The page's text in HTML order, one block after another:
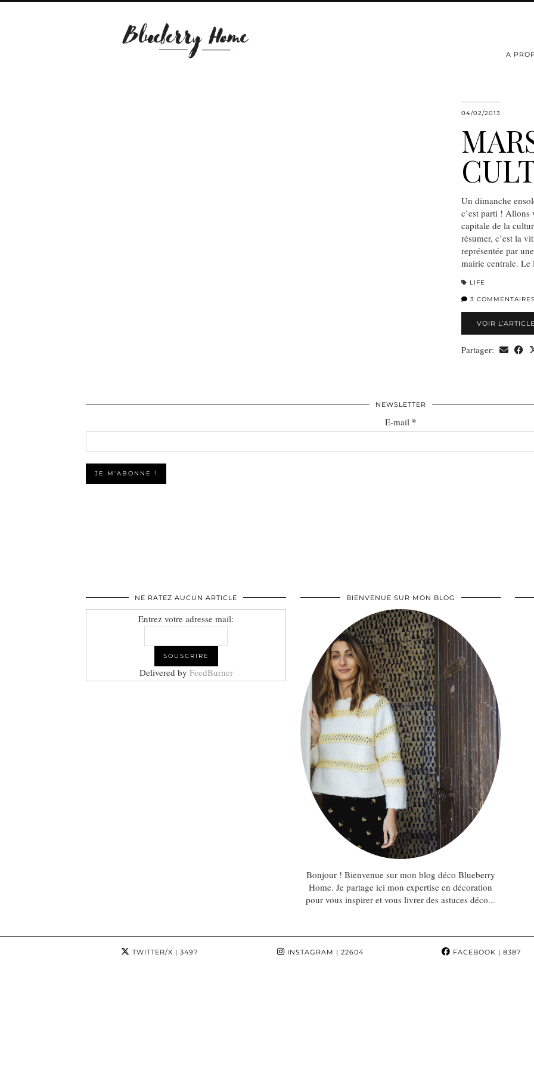
A
04/02/2013
Un dimanche
c’est parti ! Allons
capitale de la
résumer, c’est la
représentée par
mairie centrale.
LIFE
3
VOIR
Partager:
NEWSLETTER
E-mail *
NE RATEZ AUCUN ARTICLE
Entrez votre adresse mail:
Delivered by FeedBurner
BIENVENUE SUR MON BLOG
Bonjour ! Bienvenue sur mon blog déco Blueberry
Home. Je partage ici mon expertise en décoration
pour vous inspirer et vous livrer des astuces déco...
TWITTER/X | 3497 INSTAGRAM | 22604 FACEBOOK | 8387